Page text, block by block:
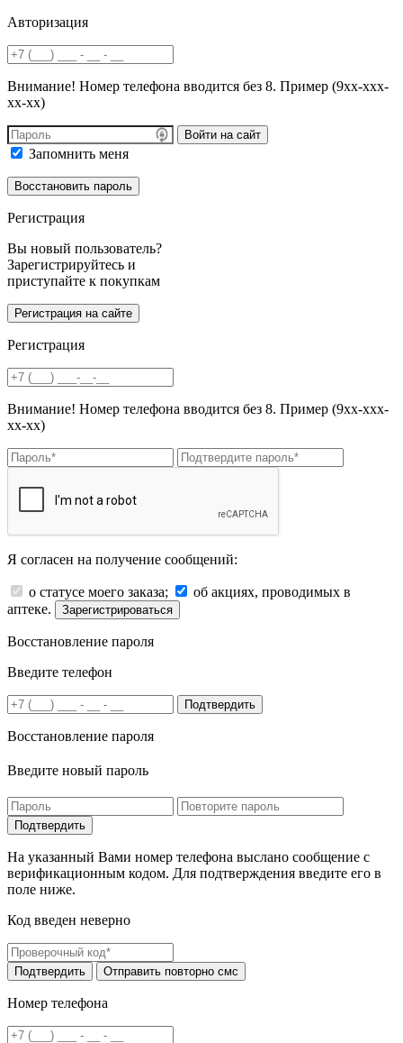
Авторизация
Внимание! Номер телефона вводится без 8. Пример (9хх-ххх-
хх-хх)
Войти на сайт
Запомнить меня
Регистрация
Вы новый пользователь?
Зарегистрируйтесь и
приступайте к покупкам
Регистрация
Внимание! Номер телефона вводится без 8. Пример (9хх-ххх-
хх-хх)
Я согласен на получение сообщений:
о статусе моего заказа;
об акциях, проводимых в
аптеке.
Зарегистрироваться
Восстановление пароля
Введите телефон
Подтвердить
Восстановление пароля
Введите новый пароль
На указанный Вами номер телефона выслано сообщение с
верификационным кодом. Для подтверждения введите его в
поле ниже.
Код введен неверно
Номер телефона